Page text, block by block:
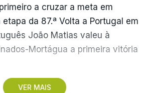
VER MAIS
a cruzar a meta em
da 87.ª Volta a Portugal em
João Matias valeu à
Mortágua a primeira vitória